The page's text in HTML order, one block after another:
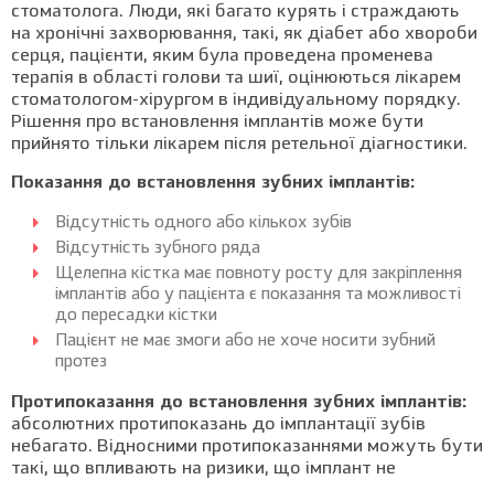
стоматолога. Люди, які багато курять і страждають
на хронічні захворювання, такі, як діабет або хвороби
серця, пацієнти, яким була проведена променева
терапія в області голови та шиї, оцінюються лікарем
стоматологом-хірургом в індивідуальному порядку.
Рішення про встановлення імплантів може бути
прийнято тільки лікарем після ретельної діагностики.
Показання до встановлення зубних імплантів:
Відсутність одного або кількох зубів
Відсутність зубного ряда
Щелепна кістка має повноту росту для закріплення
імплантів або у пацієнта є показання та можливості
до пересадки кістки
Пацієнт не має змоги або не хоче носити зубний
протез
Протипоказання до встановлення зубних імплантів:
абсолютних протипоказань до імплантації зубів
небагато. Відносними протипоказаннями можуть бути
такі, що впливають на ризики, що імплант не